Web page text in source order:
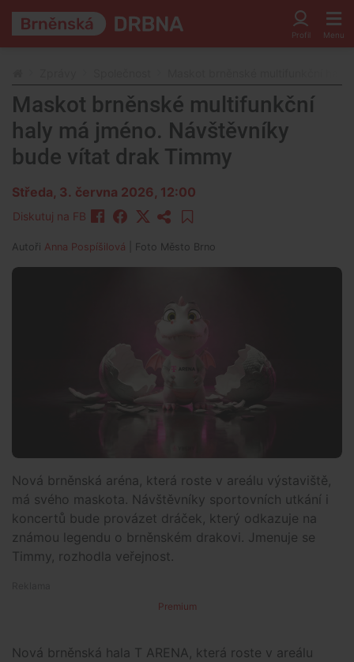
Maskot brněnské multifunkční
haly má jméno. Návštěvníky
bude vítat drak Timmy
Středa, 3. června 2026, 12:00
Diskutuj na FB
Autoři Anna Pospíšilová | Foto Město Brno
Nová brněnská aréna, která roste v areálu výstaviště,
má svého maskota. Návštěvníky sportovních utkání i
koncertů bude provázet dráček, který odkazuje na
známou legendu o brněnském drakovi. Jmenuje se
Timmy, rozhodla veřejnost.
Premium
Nová brněnská hala T ARENA, která roste v areálu